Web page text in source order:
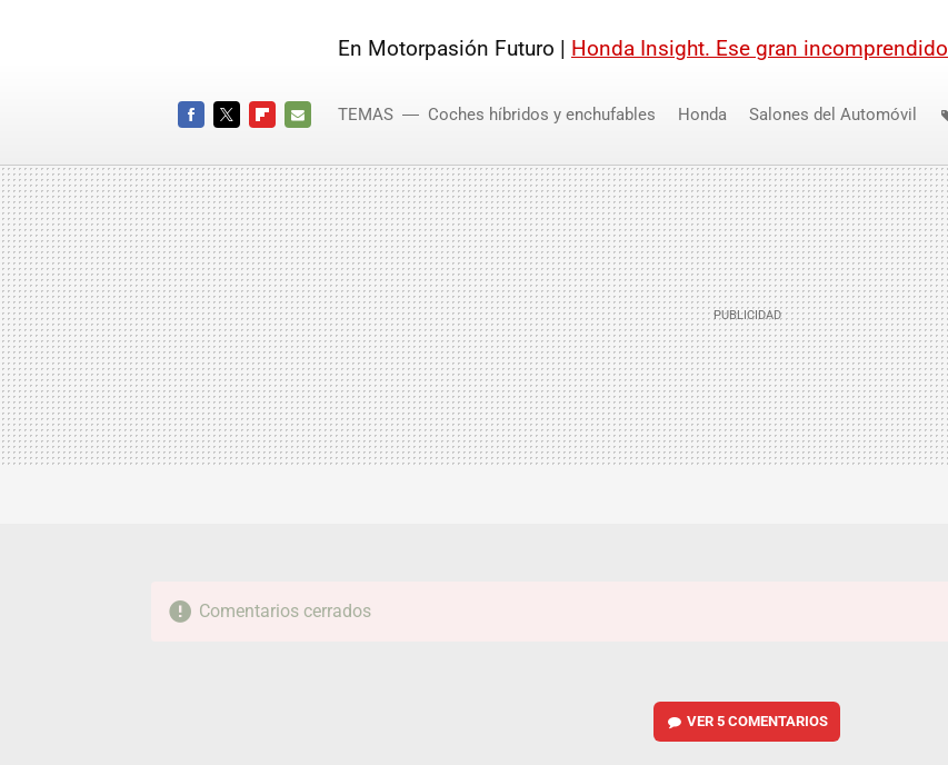
En Motorpasión Futuro | Honda Insight. Ese gran incomprendido
MAIL
TEMAS Coches híbridos y enchufables Honda Salones del Automóvil
Comentarios cerrados
VER5 COMENTARIOS